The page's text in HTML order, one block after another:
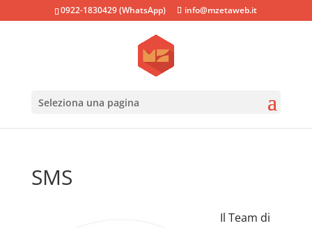
0922-1830429 (WhatsApp) info@mzetaweb.it
Seleziona una pagina
SMS
Il Team di